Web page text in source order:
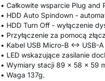
• Całkowite wsparcie Plug and
• HDD Auto Spindown -
• HDD Turn Off - wyłączenie
• Przyłączenie za pomocą
• Kabel USB Micro-B <-> USB-
• LED wskazujące zasilanie
• Wymiary stacji 89 x 58 x 59
• Waga 137g.